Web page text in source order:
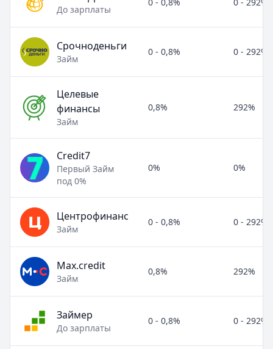
До зарплаты
Срочноденьги
Займ
0 - 0,8% 0 - 292%
Целевые
финансы
Займ
0,8% 292%
Credit7
Первый Займ
под 0%
0% 0%
Центрофинанс
Займ
0 - 0,8% 0 - 292%
Max.credit
Займ
0,8% 292%
Займер
До зарплаты
0 - 0,8% 0 - 292%